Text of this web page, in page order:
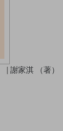
| 謝家淇 （著）